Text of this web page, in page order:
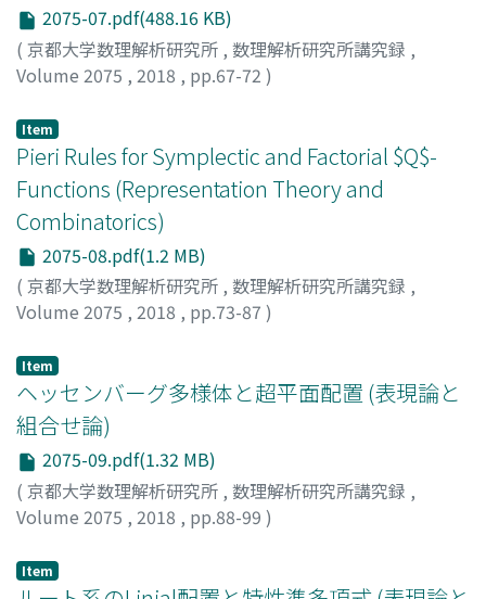
2075-07.pdf(488.16 KB)
( 京都大学数理解析研究所 , 数理解析研究所講究録 ,
Volume 2075 , 2018 , pp.67-72 )
Item
Pieri Rules for Symplectic and Factorial $Q$-
Functions (Representation Theory and
Combinatorics)
2075-08.pdf(1.2 MB)
( 京都大学数理解析研究所 , 数理解析研究所講究録 ,
Volume 2075 , 2018 , pp.73-87 )
Item
ヘッセンバーグ多様体と超平面配置 (表現論と
組合せ論)
2075-09.pdf(1.32 MB)
( 京都大学数理解析研究所 , 数理解析研究所講究録 ,
Volume 2075 , 2018 , pp.88-99 )
Item